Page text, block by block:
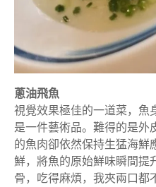
蔥油飛魚
視覺效果極佳的一道菜，魚
是一件藝術品。難得的是外
的魚肉卻依然保持生猛海鮮
鮮，將魚的原始鮮味瞬間提
骨，吃得麻煩，我夾兩口都